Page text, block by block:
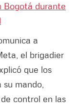
Bogotá durante
a
el brigadier
que los
mando,
control en las